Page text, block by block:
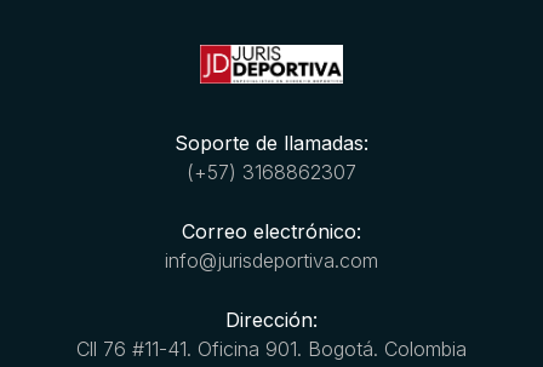
Soporte de llamadas:
(+57) 3168862307
Correo electrónico:
info@jurisdeportiva.com
Dirección:
Cll 76 #11-41. Oficina 901. Bogotá. Colombia